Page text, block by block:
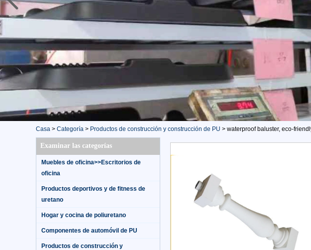
Casa > Categoría > Productos de construcción y construcción de PU > waterproof baluster, eco-
Examinar las categorías
Muebles de oficina>>Escritorios de
oficina
Productos deportivos y de fitness de
uretano
Hogar y cocina de poliuretano
Componentes de automóvil de PU
Productos de construcción y